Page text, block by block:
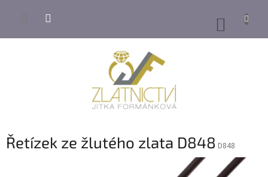
KOŠÍK
Řetízek ze žlutého zlata D848 D848